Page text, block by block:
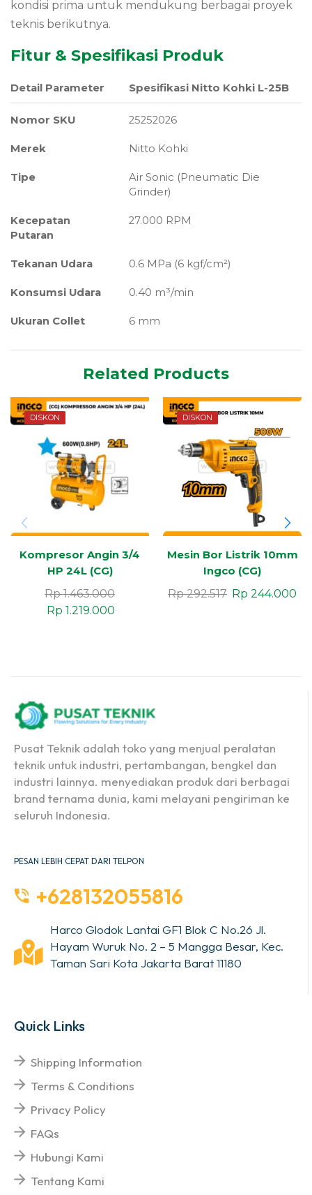
kondisi prima untuk mendukung berbagai proyek
teknis berikutnya.
Fitur & Spesifikasi Produk
Detail Parameter Spesifikasi Nitto Kohki L-25B
Nomor SKU 25252026
Merek Nitto Kohki
Tipe
Air Sonic (Pneumatic Die
Grinder)
Kecepatan
Putaran
27.000 RPM
Tekanan Udara 0.6 MPa (6 kgf/cm²)
Konsumsi Udara 0.40 m³/min
Ukuran Collet 6 mm
Related Products
DISKON
Kompresor Angin 3/4
HP 24L (CG)
Rp1.463.000
Rp 1.219.000
DISKON
Mesin Bor Listrik 10mm
Ingco (CG)
Rp292.517 Rp 244.000
Pusat Teknik adalah toko yang menjual peralatan
teknik untuk industri, pertambangan, bengkel dan
industri lainnya. menyediakan produk dari berbagai
brand ternama dunia, kami melayani pengiriman ke
seluruh Indonesia.
PESAN LEBIH CEPAT DARI TELPON
+628132055816
Harco Glodok Lantai GF1 Blok C No.26 Jl.
Hayam Wuruk No. 2 – 5 Mangga Besar, Kec.
Taman Sari Kota Jakarta Barat 11180
Quick Links
Shipping Information
Terms & Conditions
Privacy Policy
FAQs
Hubungi Kami
Tentang Kami